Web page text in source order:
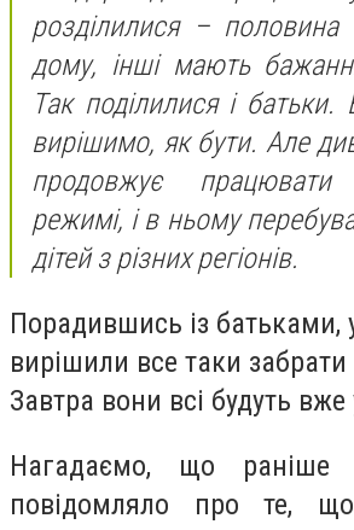
розділилися –
дому, інші мають
Так поділилися і
вирішимо, як бути. Але
продовжує
режимі, і в ньому
дітей з різних регіонів.
Порадившись із батьками,
вирішили все таки
Завтра вони всі будуть вже
Нагадаємо, що раніше
повідомляло про те,